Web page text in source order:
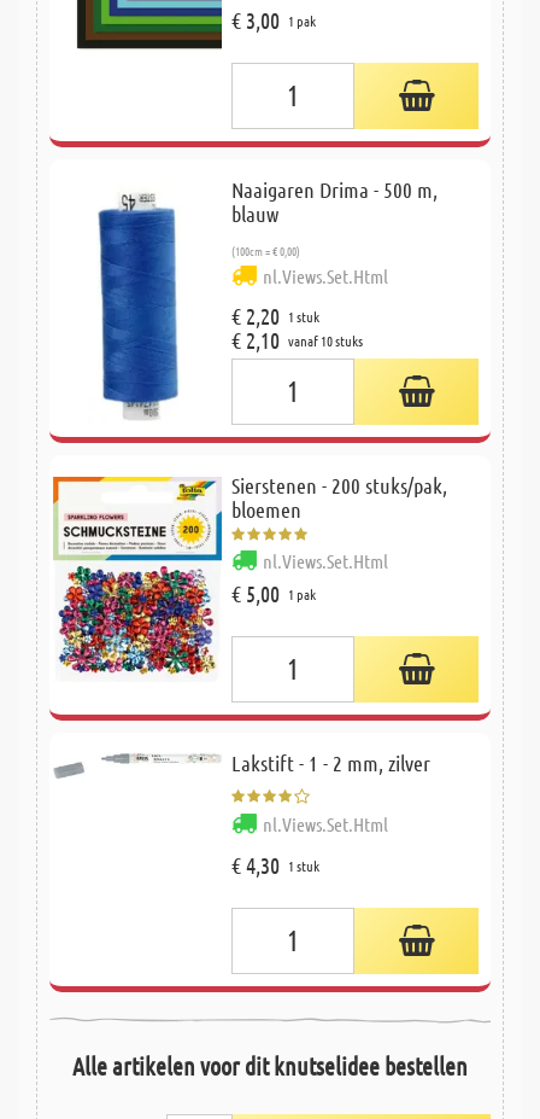
€ 3,00 1 pak
Naaigaren Drima - 500 m,
blauw
(100cm = € 0,00)
nl.Views.Set.Html
€ 2,20 1 stuk
€ 2,10 vanaf 10 stuks
Sierstenen - 200 stuks/pak,
bloemen
nl.Views.Set.Html
€ 5,00 1 pak
Lakstift - 1 - 2 mm, zilver
nl.Views.Set.Html
€ 4,30 1 stuk
Alle artikelen voor dit knutselidee bestellen